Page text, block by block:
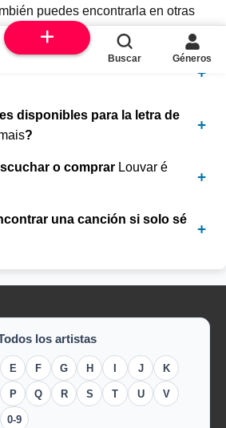
puedes encontrarla en otras
o Musixmatch.
musical oficial paraLouvar é
disponibles para la letra de
?
o comprar Louvar é
una canción si solo sé
los artistas
E F G H J K
P Q R S T U V
0-9
Buscar Géneros